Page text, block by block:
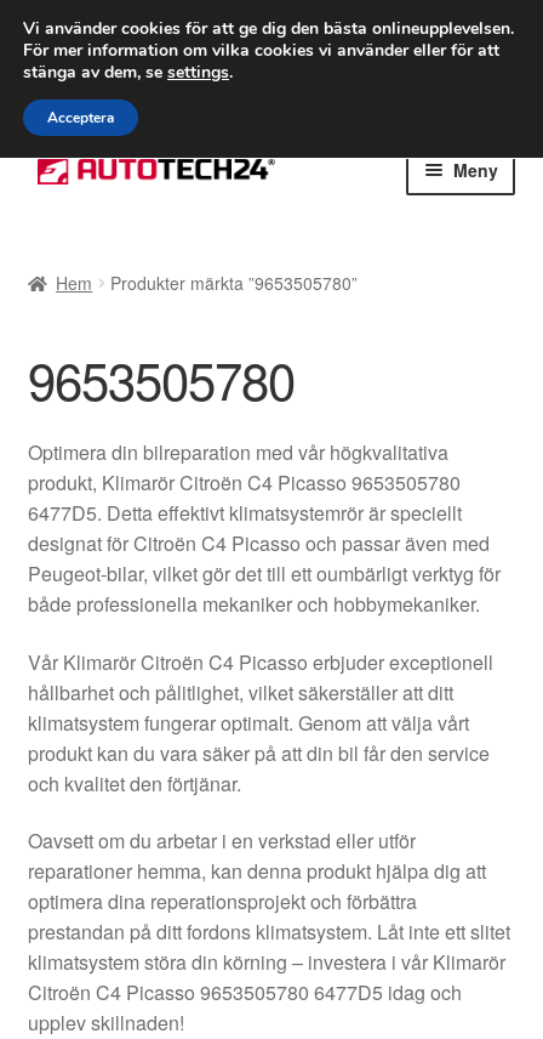
FRAKT från 75 kr
Världsomspännande frakt
Ring 766 924 713
Hoppa
till
Hoppa
till
Meny
Betalningar
Integritetspolicy
Kolla upp
Kontakt
Mitt konto
Om oss
Reklamationsprocedur
Vagn
Världsomspännande frakt
Villkor
Hem Produkter märkta ”9653505780”
9653505780
Optimera din bilreparation med vår högkvalitativa
produkt, Klimarör Citroën C4 Picasso 9653505780
6477D5. Detta effektivt klimatsystemrör är speciellt
designat för Citroën C4 Picasso och passar även med
Peugeot-bilar, vilket gör det till ett oumbärligt verktyg för
både professionella mekaniker och hobbymekaniker.
Vår Klimarör Citroën C4 Picasso erbjuder exceptionell
hållbarhet och pålitlighet, vilket säkerställer att ditt
klimatsystem fungerar optimalt. Genom att välja vårt
produkt kan du vara säker på att din bil får den service
och kvalitet den förtjänar.
Oavsett om du arbetar i en verkstad eller utför
reparationer hemma, kan denna produkt hjälpa dig att
optimera dina reperationsprojekt och förbättra
prestandan på ditt fordons klimatsystem. Låt inte ett slitet
klimatsystem störa din körning – investera i vår Klimarör
Citroën C4 Picasso 9653505780 6477D5 idag och
upplev skillnaden!
Vi använder cookies för att ge dig den bästa onlineupplevelsen.
För mer information om vilka cookies vi använder eller för att
stänga av dem, se settings.
Acceptera